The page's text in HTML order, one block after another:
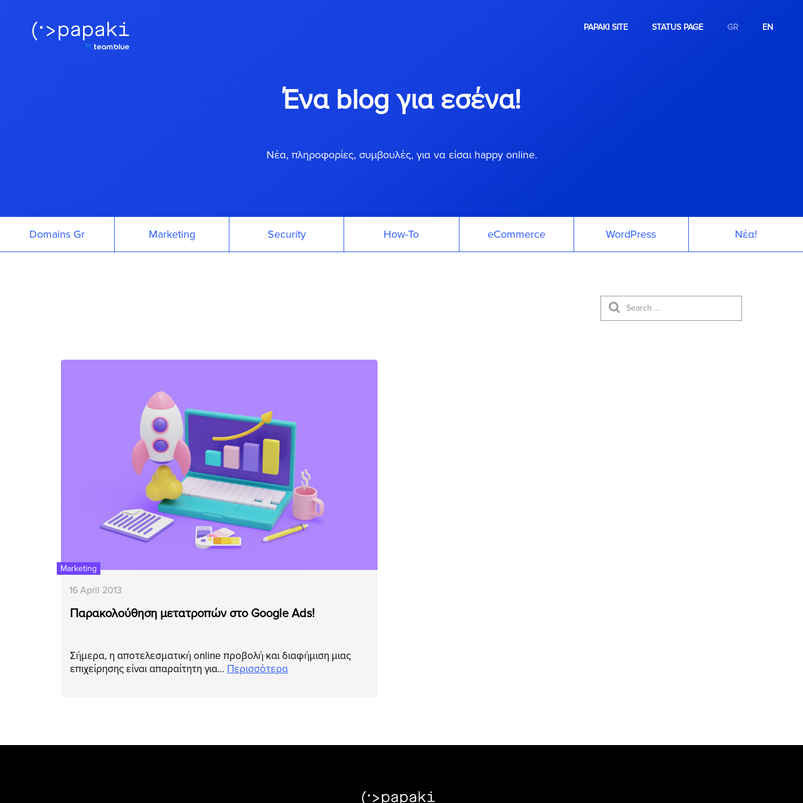
PAPAKI SITE STATUS PAGE GR EN
Ένα blog για εσένα!
Νέα, πληροφορίες, συμβουλές, για να είσαι happy online.
Domains Gr Marketing Security How-To eCommerce WordPress Νέα!
Marketing
16 April 2013
Παρακολούθηση μετατροπών στο Google Ads!
Σήμερα, η αποτελεσματική online προβολή και διαφήμιση μιας
επιχείρησης είναι απαραίτητη για… Περισσότερα